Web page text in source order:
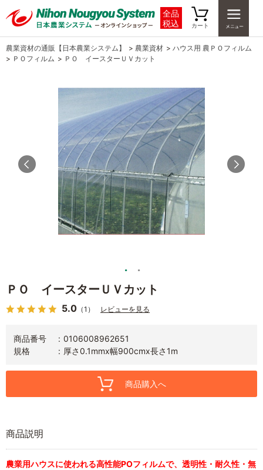
全品
税込
カート
農業資材の通販【日本農業システム】 > 農業資材 > ハウス用 農ＰＯフィルム
> ＰＯフィルム > ＰＯ イースターＵＶカット
ＰＯ イースターＵＶカット
5.0 （1） レビューを見る
商品番号
0106008962651
規格
厚さ0.1mmx幅900cmx長さ1m
商品購入へ
商品説明
農業用ハウスに使われる高性能POフィルムで、透明性・耐久性・無